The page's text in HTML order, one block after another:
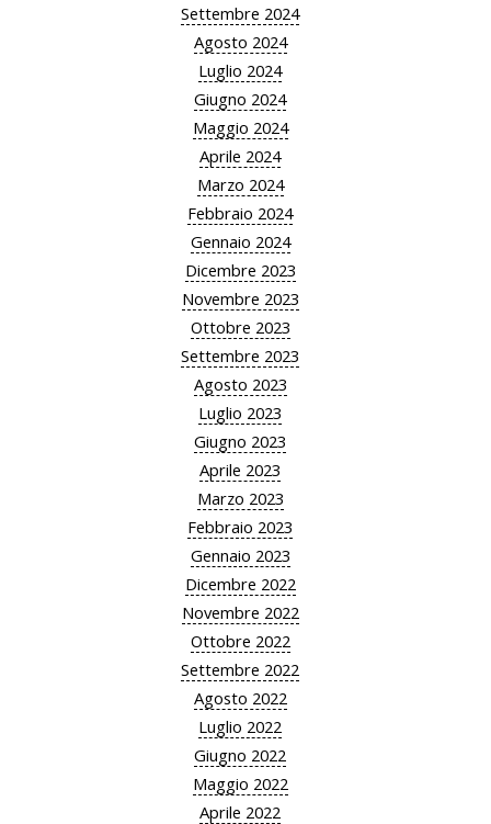
Settembre 2024
Agosto 2024
Luglio 2024
Giugno 2024
Maggio 2024
Aprile 2024
Marzo 2024
Febbraio 2024
Gennaio 2024
Dicembre 2023
Novembre 2023
Ottobre 2023
Settembre 2023
Agosto 2023
Luglio 2023
Giugno 2023
Aprile 2023
Marzo 2023
Febbraio 2023
Gennaio 2023
Dicembre 2022
Novembre 2022
Ottobre 2022
Settembre 2022
Agosto 2022
Luglio 2022
Giugno 2022
Maggio 2022
Aprile 2022